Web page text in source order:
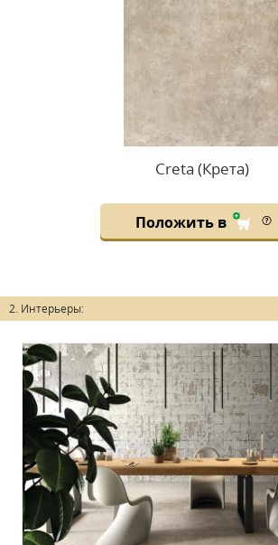
Creta (Крета)
Положить в
2. Интерьеры: